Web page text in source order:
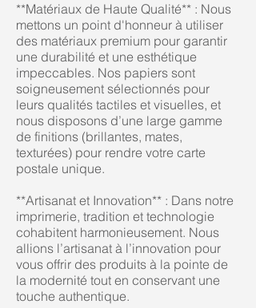
**Matériaux de Haute Qualité** : Nous
mettons un point d'honneur à utiliser
des matériaux premium pour garantir
une durabilité et une esthétique
impeccables. Nos papiers sont
soigneusement sélectionnés pour
leurs qualités tactiles et visuelles, et
nous disposons d’une large gamme
de finitions (brillantes, mates,
texturées) pour rendre votre carte
postale unique.
**Artisanat et Innovation** : Dans notre
imprimerie, tradition et technologie
cohabitent harmonieusement. Nous
allions l’artisanat à l’innovation pour
vous offrir des produits à la pointe de
la modernité tout en conservant une
touche authentique.